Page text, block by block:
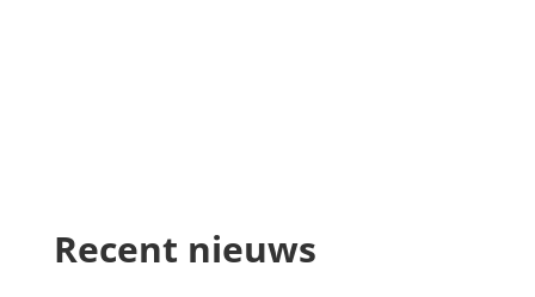
Recent nieuws